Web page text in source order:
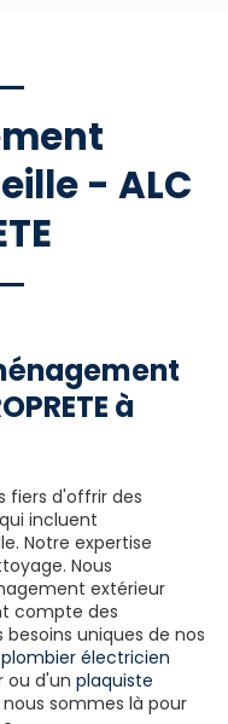
- ALC
à
fiers d'offrir des
qui incluent
Notre expertise
Nous
extérieur
compte des
uniques de nos
plombier électricien
ou d'un plaquiste
sommes là pour